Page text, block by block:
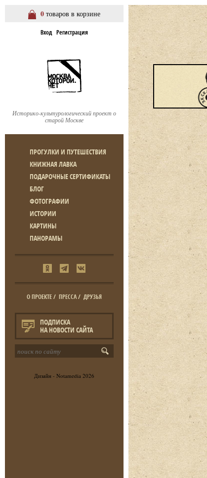
0 товаров в корзине
Вход Регистрация
Историко-культурологический проект о
старой Москве
ПРОГУЛКИ И ПУТЕШЕСТВИЯ
КНИЖНАЯ ЛАВКА
ПОДАРОЧНЫЕ СЕРТИФИКАТЫ
БЛОГ
ФОТОГРАФИИ
ИСТОРИИ
КАРТИНЫ
ПАНОРАМЫ
О ПРОЕКТЕ/ ПРЕССА/ ДРУЗЬЯ
ПОДПИСКА
НА НОВОСТИ САЙТА
Дизайн - Notamedia 2026